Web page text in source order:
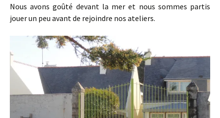
Nous avons goûté devant la mer et nous sommes partis
jouer un peu avant de rejoindre nos ateliers.